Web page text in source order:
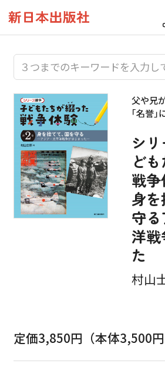
父や兄
｢名誉｣
シ
ど
戦
身
守
洋
た
村山
定価3,850円（本体3,500円